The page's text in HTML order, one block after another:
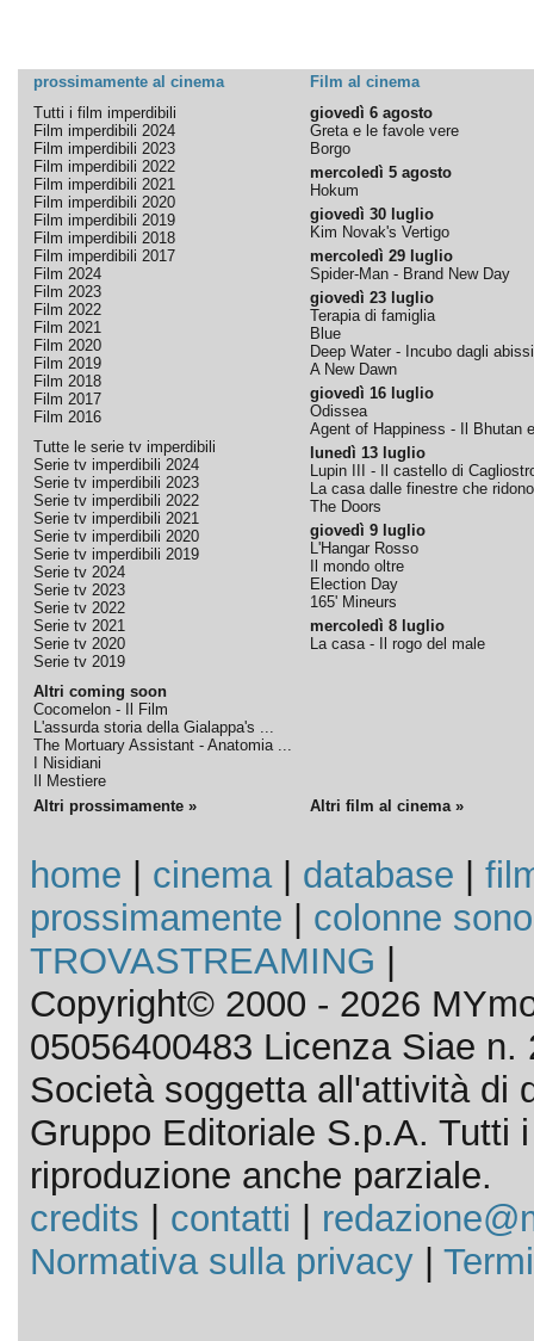
prossimamente al cinema
Film al cinema
Tutti i film imperdibili
Film imperdibili 2024
Film imperdibili 2023
Film imperdibili 2022
Film imperdibili 2021
Film imperdibili 2020
Film imperdibili 2019
Film imperdibili 2018
Film imperdibili 2017
Film 2024
Film 2023
Film 2022
Film 2021
Film 2020
Film 2019
Film 2018
Film 2017
Film 2016
Tutte le serie tv imperdibili
Serie tv imperdibili 2024
Serie tv imperdibili 2023
Serie tv imperdibili 2022
Serie tv imperdibili 2021
Serie tv imperdibili 2020
Serie tv imperdibili 2019
Serie tv 2024
Serie tv 2023
Serie tv 2022
Serie tv 2021
Serie tv 2020
Serie tv 2019
Altri coming soon
Cocomelon - Il Film
L'assurda storia della Gialappa's ...
The Mortuary Assistant - Anatomia ...
I Nisidiani
Il Mestiere
giovedì 6 agosto
Greta e le favole vere
Borgo
mercoledì 5 agosto
Hokum
giovedì 30 luglio
Kim Novak's Vertigo
mercoledì 29 luglio
Spider-Man - Brand New Day
giovedì 23 luglio
Terapia di famiglia
Blue
Deep Water - Incubo dagli abissi
A New Dawn
giovedì 16 luglio
Odissea
Agent of Happiness - Il Bhutan
lunedì 13 luglio
Lupin III - Il castello di
La casa dalle finestre che ridono
The Doors
giovedì 9 luglio
L'Hangar Rosso
Il mondo oltre
Election Day
165' Mineurs
mercoledì 8 luglio
La casa - Il rogo del male
Altri prossimamente » Altri film al cinema »
home cinema| database
prossimamente
colonne
TROVASTREAMING
Copyright© 2000 - 2026
05056400483 Licenza Siae n.
Società soggetta all'attività di
Gruppo Editoriale S.p.A. Tutti
riproduzione anche parziale.
credits
contatti
Normativa sulla privacy|